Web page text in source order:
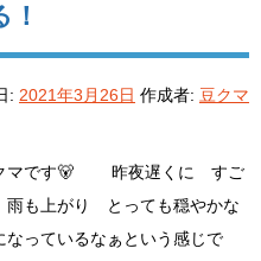
: 2021年3月26日 作成者: 豆クマ
マです🐻 昨夜遅くに すご
雨も上がり とっても穏やかな
っているなぁという感じで